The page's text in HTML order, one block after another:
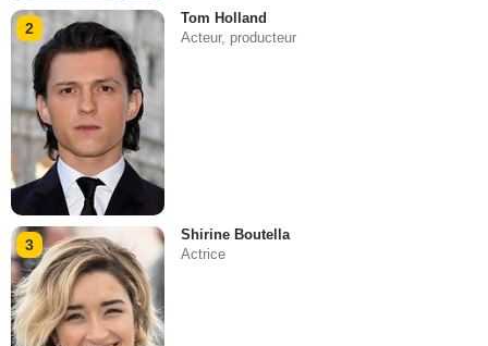
2
Tom Holland
Acteur, producteur
3
Shirine Boutella
Actrice